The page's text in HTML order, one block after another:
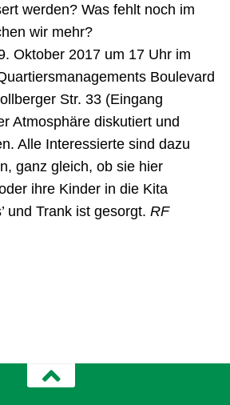
werden? Was fehlt noch im
wir mehr?
Oktober 2017 um 17 Uhr im
Boulevard
Str. 33 (Eingang
Atmosphäre diskutiert und
Alle Interessierte sind dazu
ganz gleich, ob sie hier
ihre Kinder in die Kita
und Trank ist gesorgt. RF